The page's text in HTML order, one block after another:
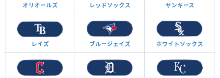
オリオールズ レッドソックス ヤンキース
レイズ ブルージェイズ ホワイトソックス